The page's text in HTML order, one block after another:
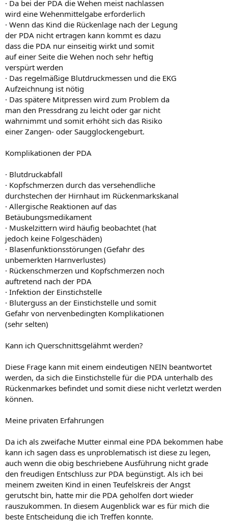
· Da bei der PDA die Wehen meist nachlassen
wird eine Wehenmittelgabe erforderlich
· Wenn das Kind die Rückenlage nach der Legung
der PDA nicht ertragen kann kommt es dazu
dass die PDA nur einseitig wirkt und somit
auf einer Seite die Wehen noch sehr heftig
verspürt werden
· Das regelmäßige Blutdruckmessen und die EKG
Aufzeichnung ist nötig
· Das spätere Mitpressen wird zum Problem da
man den Pressdrang zu leicht oder gar nicht
wahrnimmt und somit erhöht sich das Risiko
einer Zangen- oder Saugglockengeburt.
Komplikationen der PDA
· Blutdruckabfall
· Kopfschmerzen durch das versehendliche
durchstechen der Hirnhaut im Rückenmarkskanal
· Allergische Reaktionen auf das
Betäubungsmedikament
· Muskelzittern wird häufig beobachtet (hat
jedoch keine Folgeschäden)
· Blasenfunktionsstörungen (Gefahr des
unbemerkten Harnverlustes)
· Rückenschmerzen und Kopfschmerzen noch
auftretend nach der PDA
· Infektion der Einstichstelle
· Bluterguss an der Einstichstelle und somit
Gefahr von nervenbedingten Komplikationen
(sehr selten)
Kann ich Querschnittsgelähmt werden?
Diese Frage kann mit einem eindeutigen NEIN beantwortet
werden, da sich die Einstichstelle für die PDA unterhalb des
Rückenmarkes befindet und somit diese nicht verletzt werden
können.
Meine privaten Erfahrungen
Da ich als zweifache Mutter einmal eine PDA bekommen habe
kann ich sagen dass es unproblematisch ist diese zu legen,
auch wenn die obig beschriebene Ausführung nicht grade
den freudigen Entschluss zur PDA begünstigt. Als ich bei
meinem zweiten Kind in einen Teufelskreis der Angst
gerutscht bin, hatte mir die PDA geholfen dort wieder
rauszukommen. In diesem Augenblick war es für mich die
beste Entscheidung die ich Treffen konnte.